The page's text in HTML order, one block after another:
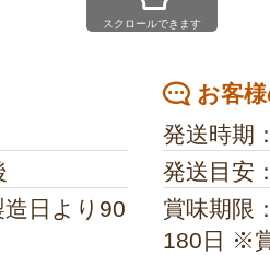
日より90
お客
発送時期
発送目安
賞味期限
180日 ※賞味期限が150日以上
スクロールできます